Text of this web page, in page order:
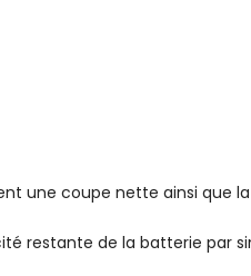
une coupe nette ainsi que
restante de la batterie par